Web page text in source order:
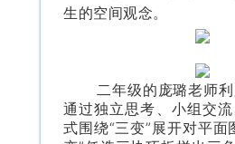
生的空间观念。
二年级的庞璐老师
通过独立思考、小组交
式围绕“三变”展开对平面